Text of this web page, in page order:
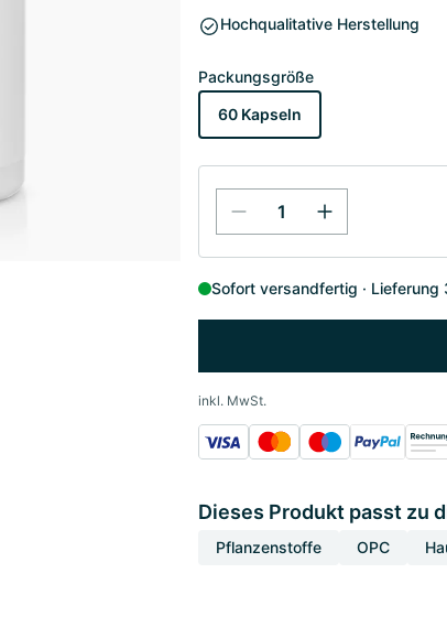
Hochqualitative Herstellung
Packungsgröße
60 Kapseln
Sofort versandfertig Lieferung
inkl. MwSt.
Dieses Produkt passt zu
Pflanzenstoffe OPC